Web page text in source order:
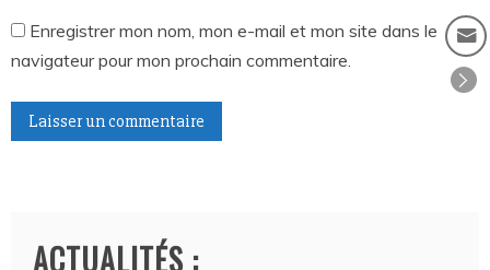
Enregistrer mon nom, mon e-mail et mon site dans le
navigateur pour mon prochain commentaire.
ACTUALITÉS :